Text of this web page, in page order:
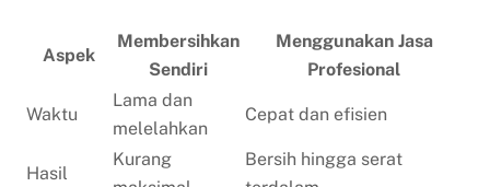
Aspek
Membersihkan
Sendiri
Menggunakan Jasa
Profesional
Waktu
Lama dan
melelahkan
Cepat dan efisien
Hasil
Kurang
Bersih hingga serat